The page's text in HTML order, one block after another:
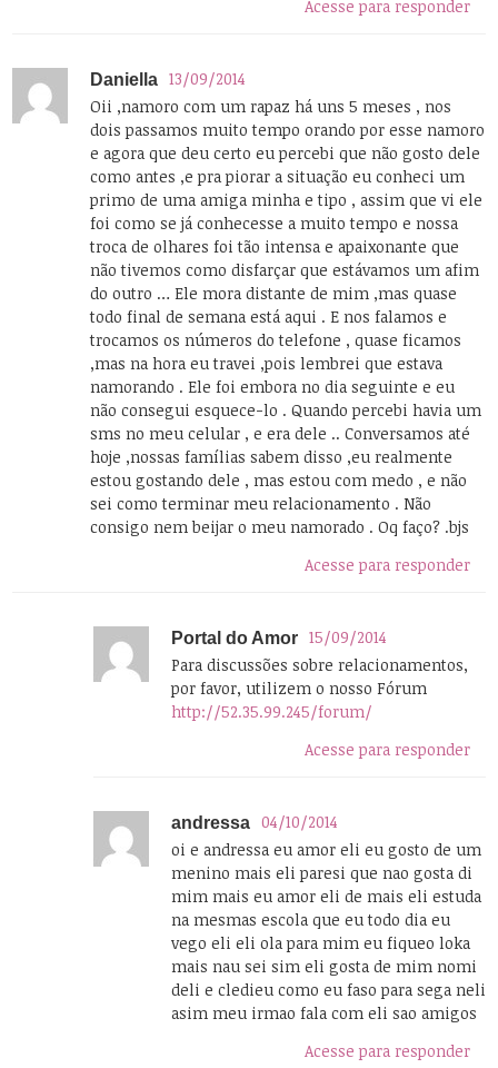
Acesse para responder
Daniella
13/09/2014
Oii ,namoro com um rapaz há uns 5 meses , nos
dois passamos muito tempo orando por esse namoro
e agora que deu certo eu percebi que não gosto dele
como antes ,e pra piorar a situação eu conheci um
primo de uma amiga minha e tipo , assim que vi ele
foi como se já conhecesse a muito tempo e nossa
troca de olhares foi tão intensa e apaixonante que
não tivemos como disfarçar que estávamos um afim
do outro … Ele mora distante de mim ,mas quase
todo final de semana está aqui . E nos falamos e
trocamos os números do telefone , quase ficamos
,mas na hora eu travei ,pois lembrei que estava
namorando . Ele foi embora no dia seguinte e eu
não consegui esquece-lo . Quando percebi havia um
sms no meu celular , e era dele .. Conversamos até
hoje ,nossas famílias sabem disso ,eu realmente
estou gostando dele , mas estou com medo , e não
sei como terminar meu relacionamento . Não
consigo nem beijar o meu namorado . Oq faço? .bjs
Acesse para responder
Portal do Amor
15/09/2014
Para discussões sobre relacionamentos,
por favor, utilizem o nosso Fórum
http://52.35.99.245/forum/
Acesse para responder
andressa
04/10/2014
oi e andressa eu amor eli eu gosto de um
menino mais eli paresi que nao gosta di
mim mais eu amor eli de mais eli estuda
na mesmas escola que eu todo dia eu
vego eli eli ola para mim eu fiqueo loka
mais nau sei sim eli gosta de mim nomi
deli e cledieu como eu faso para sega neli
asim meu irmao fala com eli sao amigos
Acesse para responder